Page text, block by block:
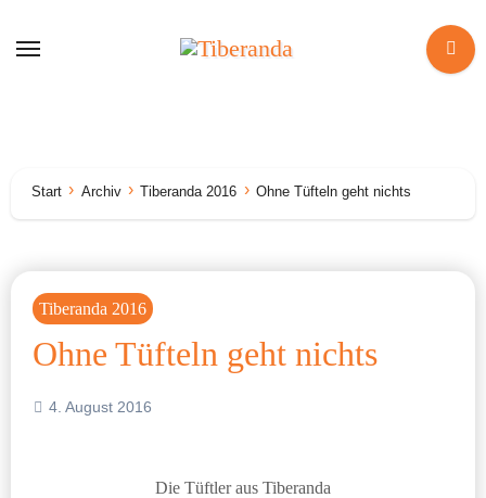
Inhalt
Start Archiv Tiberanda 2016 Ohne Tüfteln geht nichts
Tiberanda 2016
Ohne Tüfteln geht nichts
4. August 2016
Die Tüftler aus Tiberanda